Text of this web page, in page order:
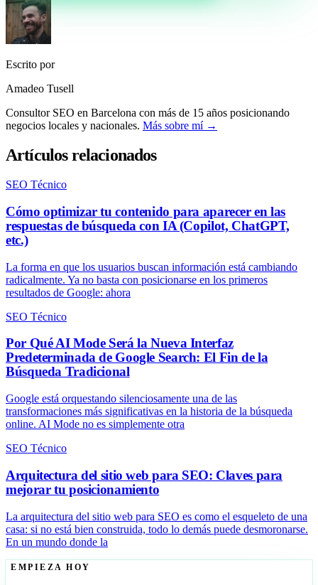
Escrito por
Amadeo Tusell
Consultor SEO en Barcelona con más de 15 años posicionando
negocios locales y nacionales. Más sobre mí →
Artículos relacionados
SEO Técnico
Cómo optimizar tu contenido para aparecer en las
respuestas de búsqueda con IA (Copilot, ChatGPT,
etc.)
La forma en que los usuarios buscan información está cambiando
radicalmente. Ya no basta con posicionarse en los primeros
resultados de Google: ahora
SEO Técnico
Por Qué AI Mode Será la Nueva Interfaz
Predeterminada de Google Search: El Fin de la
Búsqueda Tradicional
Google está orquestando silenciosamente una de las
transformaciones más significativas en la historia de la búsqueda
online. AI Mode no es simplemente otra
SEO Técnico
Arquitectura del sitio web para SEO: Claves para
mejorar tu posicionamiento
La arquitectura del sitio web para SEO es como el esqueleto de una
casa: si no está bien construida, todo lo demás puede desmoronarse.
En un mundo donde la
EMPIEZA HOY